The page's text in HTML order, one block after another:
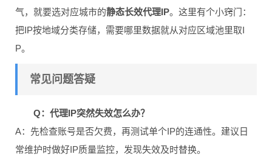
气，就要选对应城市的静态长效代理IP。这里有个小窍门：
把IP按地域分类存储，需要哪里数据就从对应区域池里取I
P。
常见问题答疑
Q：代理IP突然失效怎么办？
A：先检查账号是否欠费，再测试单个IP的连通性。建议日
常维护时做好IP质量监控，发现失效及时替换。